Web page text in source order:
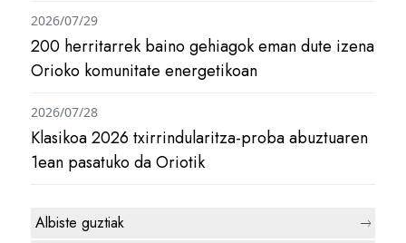
200 herritarrek baino gehiagok eman dute izena
Orioko komunitate energetikoan
2026/07/29
Klasikoa 2026 txirrindularitza-proba abuztuaren
1ean pasatuko da Oriotik
2026/07/28
Albiste guztiak